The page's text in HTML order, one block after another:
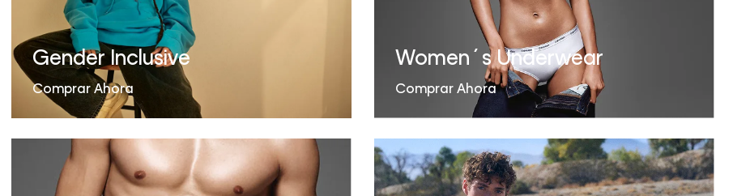
Gender Inclusive
Comprar Ahora
Women´s Underwear
Comprar Ahora